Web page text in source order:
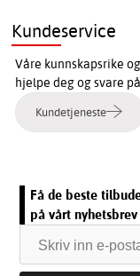
Kundeservice
Våre kunnskapsrike
hjelpe deg og svare
Kundetjeneste
Få de beste
på vårt